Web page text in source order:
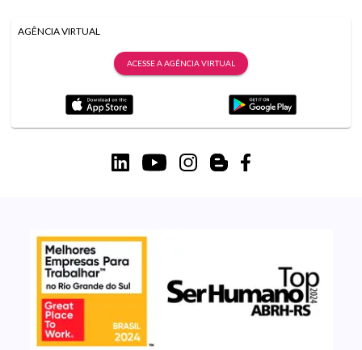
AGÊNCIA VIRTUAL
ACESSE A AGÊNCIA VIRTUAL